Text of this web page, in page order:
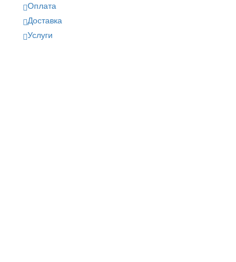
Оплата
Доставка
Услуги